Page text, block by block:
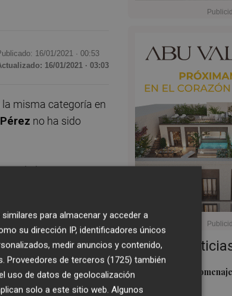
Últimas
1
Foios rendirá
viernes
16/01/2021 · 00:53
16/01/2021 · 03:03
misma categoría en
no ha sido
los 11
seis partidos
que en
victorias visitantes.
para almacenar y acceder a
su dirección IP, identificadores únicos
medir anuncios y contenido,
Proveedores de terceros (1725) también
uso de datos de geolocalización
solo a este sitio web. Algunos